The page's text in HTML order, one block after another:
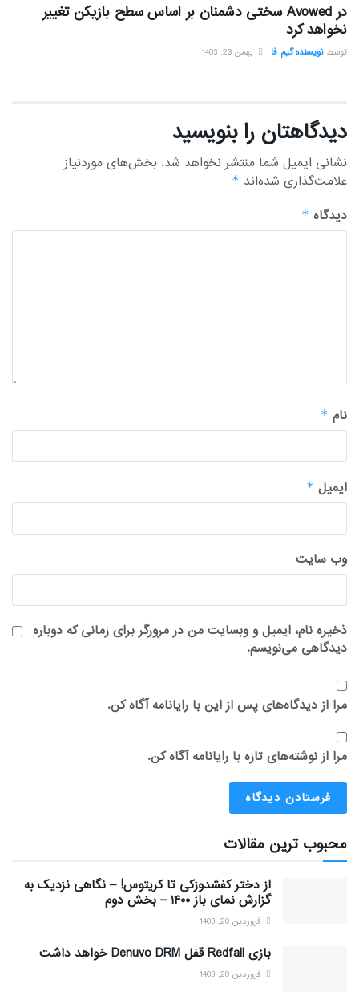
در Avowed سختی دشمنان بر اساس سطح بازیکن تغییر
نخواهد کرد
توسط نویسنده گیم فا بهمن 23, 1403
دیدگاهتان را بنویسید
نشانی ایمیل شما منتشر نخواهد شد. بخش‌های موردنیاز
علامت‌گذاری شده‌اند *
دیدگاه *
نام *
ایمیل *
وب‌ سایت
ذخیره نام، ایمیل و وبسایت من در مرورگر برای زمانی که دوباره
دیدگاهی می‌نویسم.
مرا از دیدگاه‌های پس از این با رایانامه آگاه کن.
مرا از نوشته‌های تازه با رایانامه آگاه کن.
محبوب ترین مقالات
از دختر کفشدوزکی تا کریتوس! – نگاهی نزدیک به
گزارش نمای باز ۱۴۰۰ – بخش دوم
فروردین 20, 1403
بازی Redfall قفل Denuvo DRM خواهد داشت
فروردین 20, 1403